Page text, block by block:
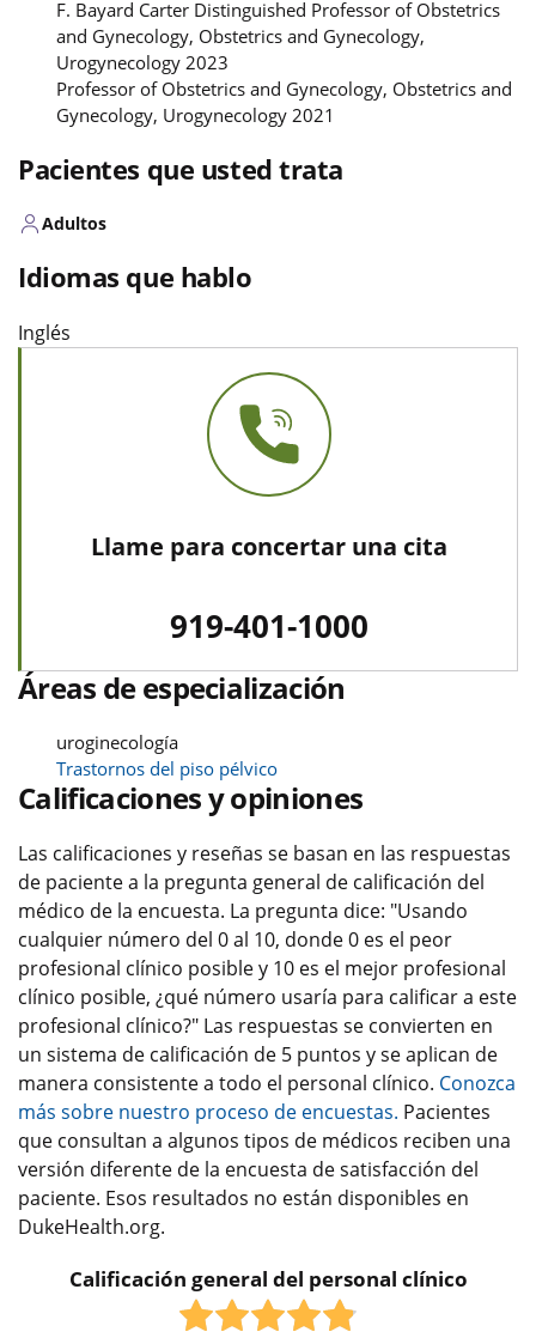
F. Bayard Carter Distinguished Professor of Obstetrics
and Gynecology, Obstetrics and Gynecology,
Urogynecology 2023
Professor of Obstetrics and Gynecology, Obstetrics and
Gynecology, Urogynecology 2021
Pacientes que usted trata
Adultos
Idiomas que hablo
Inglés
Llame para concertar una cita
919-401-1000
Áreas de especialización
uroginecología
Trastornos del piso pélvico
Calificaciones y opiniones
Las calificaciones y reseñas se basan en las respuestas
de paciente a la pregunta general de calificación del
médico de la encuesta. La pregunta dice: "Usando
cualquier número del 0 al 10, donde 0 es el peor
profesional clínico posible y 10 es el mejor profesional
clínico posible, ¿qué número usaría para calificar a este
profesional clínico?" Las respuestas se convierten en
un sistema de calificación de 5 puntos y se aplican de
manera consistente a todo el personal clínico. Conozca
más sobre nuestro proceso de encuestas. Pacientes
que consultan a algunos tipos de médicos reciben una
versión diferente de la encuesta de satisfacción del
paciente. Esos resultados no están disponibles en
DukeHealth.org.
Calificación general del personal clínico